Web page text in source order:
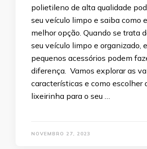
polietileno de alta qualidade
seu veículo limpo e saiba como
melhor opção. Quando se trata
seu veículo limpo e organizado,
pequenos acessórios podem
diferença. Vamos explorar as
características e como escolher
lixeirinha para o seu …
NOVEMBRO 27, 2023